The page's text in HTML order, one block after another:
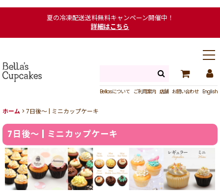
夏の冷凍配送送料無料キャンペーン開催中！
詳細はこちら
Bellasについて ご利用案内 店舗 お問い合わせ English
ホーム > 7日後〜 | ミニカップケーキ
7日後〜 | ミニカップケーキ